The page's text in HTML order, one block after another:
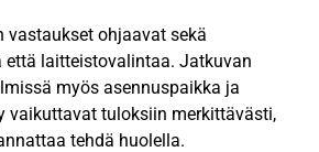
vastaukset ohjaavat sekä
että laitteistovalintaa. Jatkuvan
myös asennuspaikka ja
vaikuttavat tuloksiin merkittävästi,
tehdä huolella.